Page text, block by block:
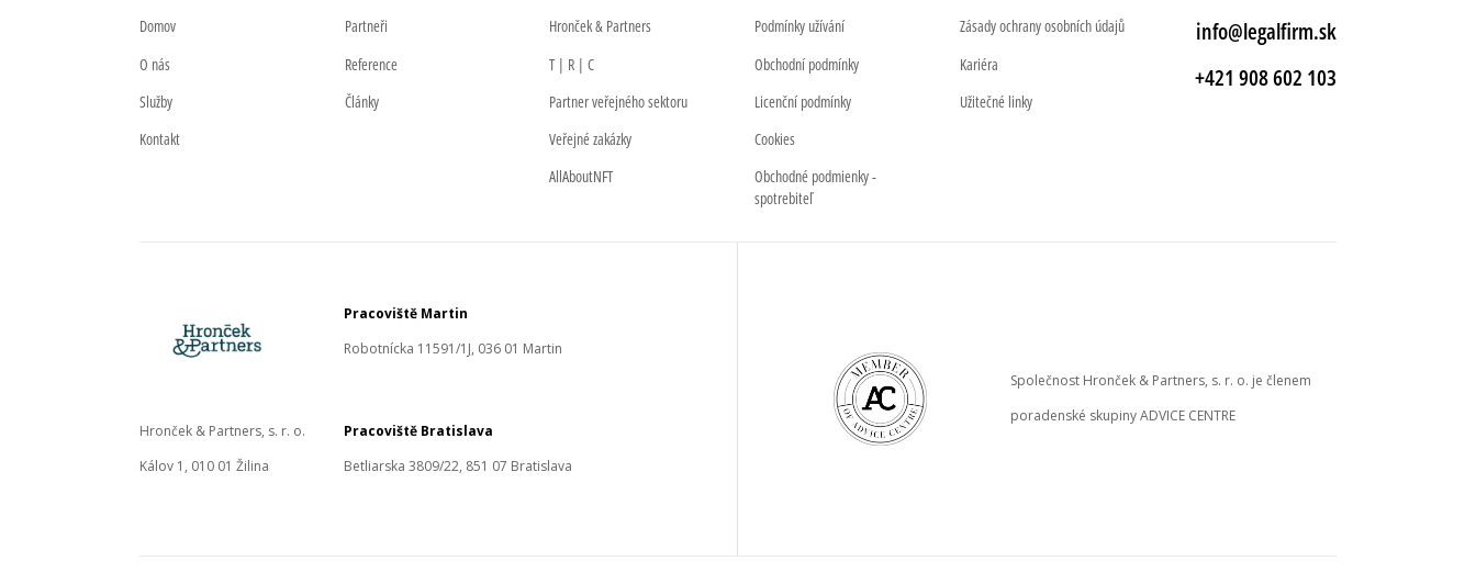
Domov
O nás
Služby
Kontakt
Partneři
Reference
Články
Hronček & Partners
T | R | C
Partner veřejného sektoru
Veřejné zakázky
AllAboutNFT
Podmínky užívání
Obchodní podmínky
Licenční podmínky
Cookies
Obchodné podmienky -
spotrebiteľ
Zásady ochrany osobních údajů
Kariéra
Užitečné linky
info@legalfirm.sk
+421 908 602 103
Pracoviště Martin
Robotnícka 11591/1J, 036 01 Martin
Hronček & Partners, s. r. o.
Kálov 1, 010 01 Žilina
Pracoviště Bratislava
Betliarska 3809/22, 851 07 Bratislava
Společnost Hronček & Partners, s. r. o. je členem
poradenské skupiny ADVICE CENTRE